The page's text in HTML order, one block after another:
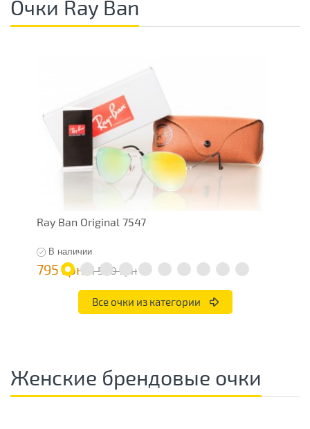
Очки Ray Ban
Ray Ban Original 7547
В наличии
795 грн 1 590 грн
Все очки из категории
Женские брендовые очки